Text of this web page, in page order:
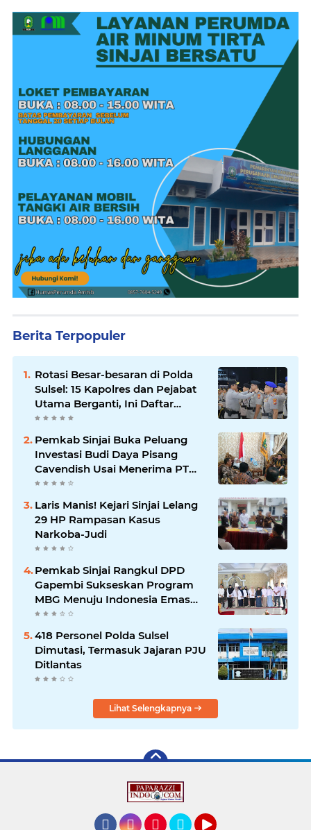
Berita Terpopuler
Rotasi Besar-besaran di Polda
Sulsel: 15 Kapolres dan Pejabat
Utama Berganti, Ini Daftar
Lengkapnya
Pemkab Sinjai Buka Peluang
Investasi Budi Daya Pisang
Cavendish Usai Menerima PT
GGF
Laris Manis! Kejari Sinjai Lelang
29 HP Rampasan Kasus
Narkoba-Judi
Pemkab Sinjai Rangkul DPD
Gapembi Sukseskan Program
MBG Menuju Indonesia Emas
2045
418 Personel Polda Sulsel
Dimutasi, Termasuk Jajaran PJU
Ditlantas
Lihat Selengkapnya